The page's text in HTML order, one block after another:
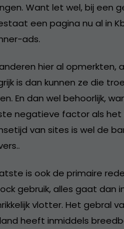
Want let wel, bij een
een pagina nu al in
ads.
hier al opmerkten,
is dan kunnen ze die
En dan wel behoorlijk,
negatieve factor als
van sites is wel de
is ook de primaire
gebruik, alles gaat dan
vlotter. Het gebral
heeft inmiddels